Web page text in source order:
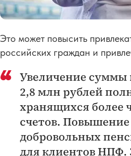
Это может повысить
российских граждан и
Увеличение суммы
2,8 млн рублей
хранящихся более
счетов.
добровольных
для клиентов НПФ.